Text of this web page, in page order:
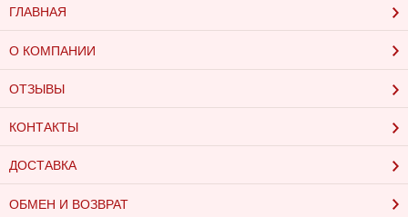
ГЛАВНАЯ
О КОМПАНИИ
ОТЗЫВЫ
КОНТАКТЫ
ДОСТАВКА
ОБМЕН И ВОЗВРАТ